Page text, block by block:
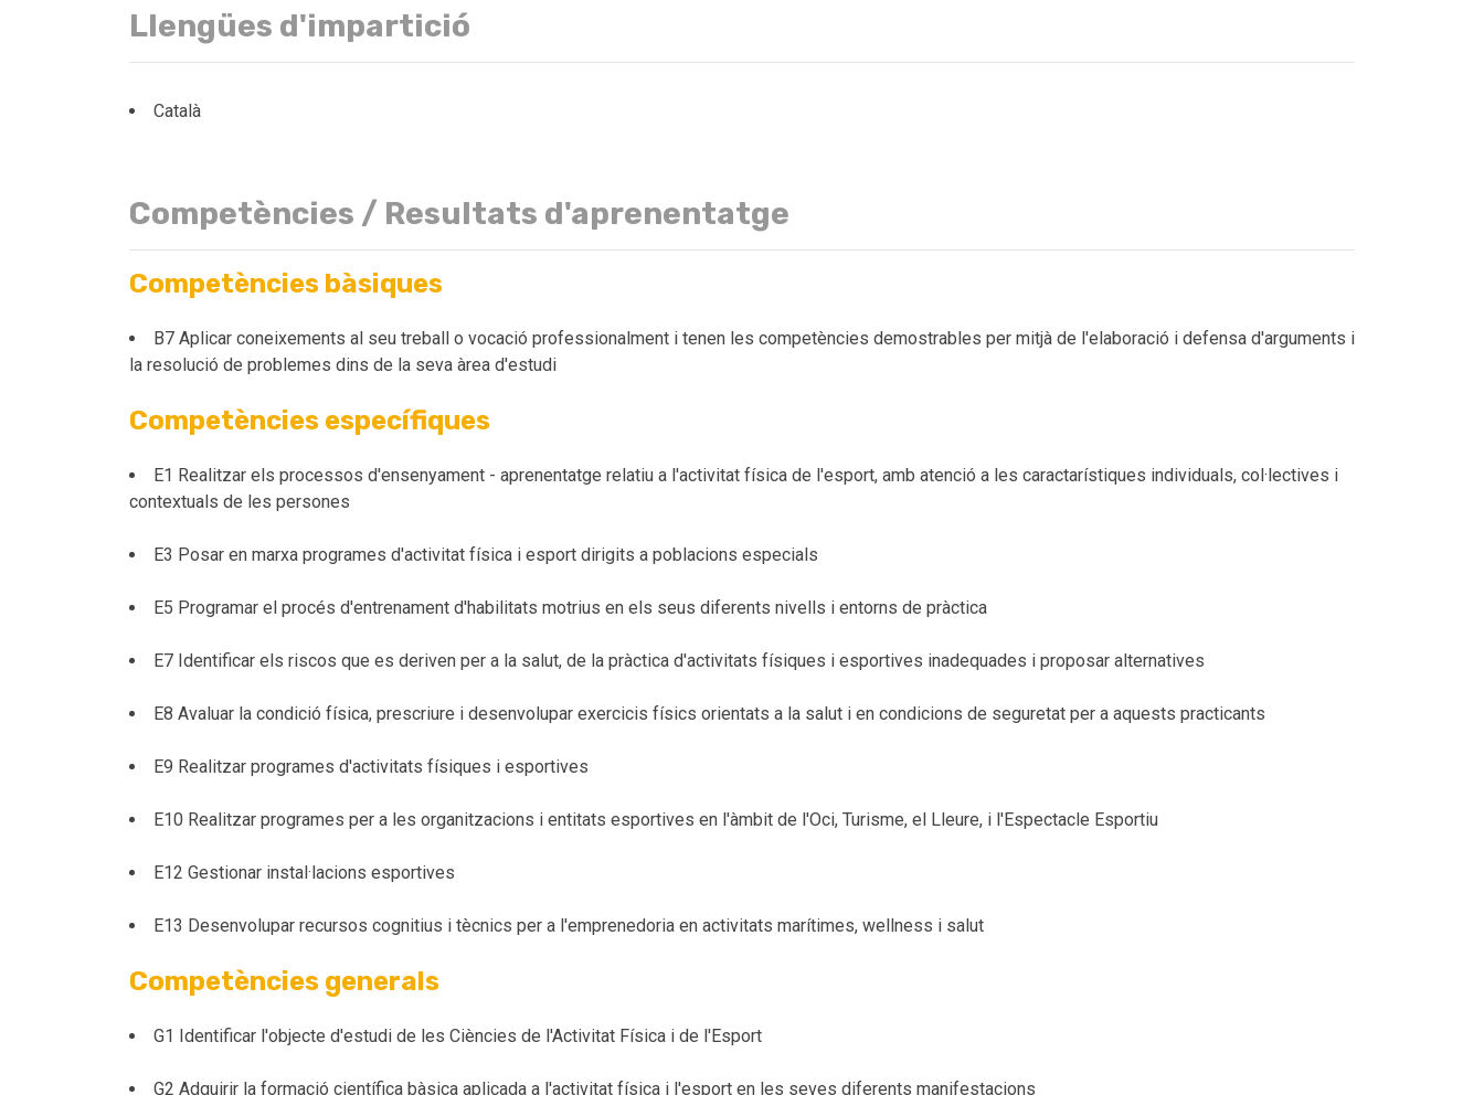
Llengües d'impartició
Català
Competències / Resultats d'aprenentatge
Competències bàsiques
B7 Aplicar coneixements al seu treball o vocació professionalment i tenen les competències demostrables per mitjà de l'elaboració i defensa d'arguments i
la resolució de problemes dins de la seva àrea d'estudi
Competències específiques
E1 Realitzar els processos d'ensenyament - aprenentatge relatiu a l'activitat física de l'esport, amb atenció a les caractarístiques individuals, col·lectives i
contextuals de les persones
E3 Posar en marxa programes d'activitat física i esport dirigits a poblacions especials
E5 Programar el procés d'entrenament d'habilitats motrius en els seus diferents nivells i entorns de pràctica
E7 Identificar els riscos que es deriven per a la salut, de la pràctica d'activitats físiques i esportives inadequades i proposar alternatives
E8 Avaluar la condició física, prescriure i desenvolupar exercicis físics orientats a la salut i en condicions de seguretat per a aquests practicants
E9 Realitzar programes d'activitats físiques i esportives
E10 Realitzar programes per a les organitzacions i entitats esportives en l'àmbit de l'Oci, Turisme, el Lleure, i l'Espectacle Esportiu
E12 Gestionar instal·lacions esportives
E13 Desenvolupar recursos cognitius i tècnics per a l'emprenedoria en activitats marítimes, wellness i salut
Competències generals
G1 Identificar l'objecte d'estudi de les Ciències de l'Activitat Física i de l'Esport
G2 Adquirir la formació científica bàsica aplicada a l'activitat física i l'esport en les seves diferents manifestacions